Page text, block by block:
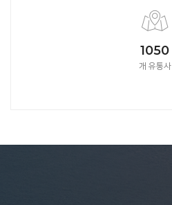
1050
개 유통사